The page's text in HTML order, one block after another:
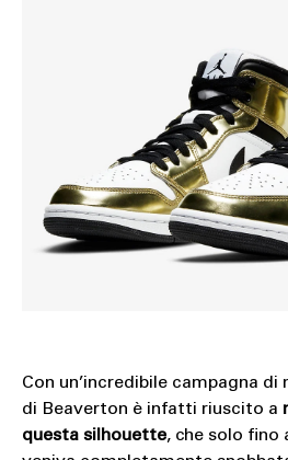
Con un’incredibile campagna
di Beaverton è infatti riuscito a
questa silhouette, che solo fino